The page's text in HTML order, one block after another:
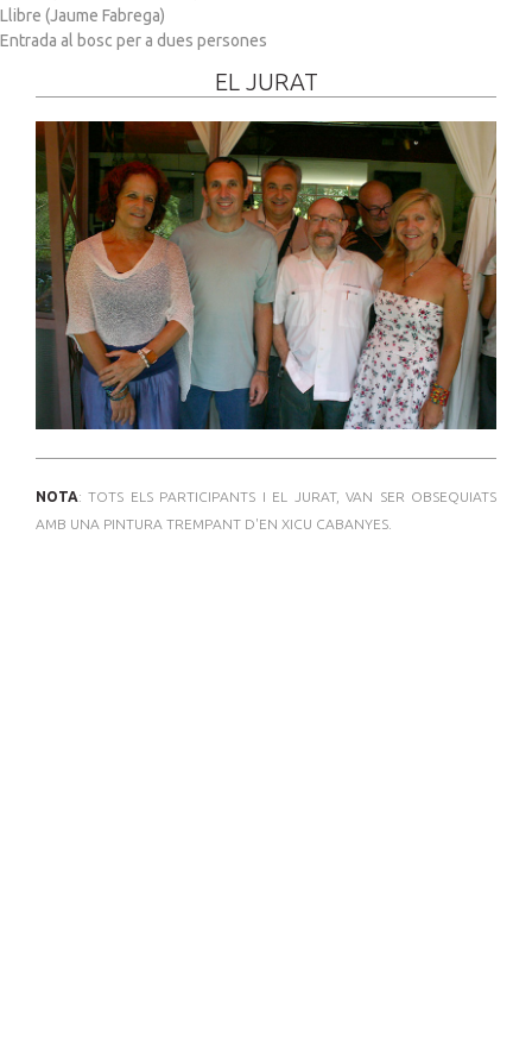
Llibre (Jaume Fabrega)
Entrada al bosc per a dues persones
EL JURAT
NOTA: TOTS ELS PARTICIPANTS I EL JURAT, VAN SER OBSEQUIATS
AMB UNA PINTURA TREMPANT D'EN XICU CABANYES.